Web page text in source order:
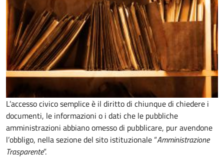
L’accesso civico semplice è il diritto di chiunque di chiedere i
documenti, le informazioni o i dati che le pubbliche
amministrazioni abbiano omesso di pubblicare, pur avendone
l’obbligo, nella sezione del sito istituzionale “Amministrazione
Trasparente”.